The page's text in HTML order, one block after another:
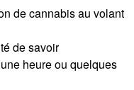
de cannabis au volant
de savoir
heure ou quelques